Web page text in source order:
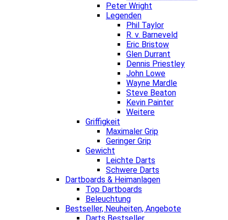
Peter Wright
Legenden
Phil Taylor
R. v. Barneveld
Eric Bristow
Glen Durrant
Dennis Priestley
John Lowe
Wayne Mardle
Steve Beaton
Kevin Painter
Weitere
Griffigkeit
Maximaler Grip
Geringer Grip
Gewicht
Leichte Darts
Schwere Darts
Dartboards & Heimanlagen
Top Dartboards
Beleuchtung
Bestseller, Neuheiten, Angebote